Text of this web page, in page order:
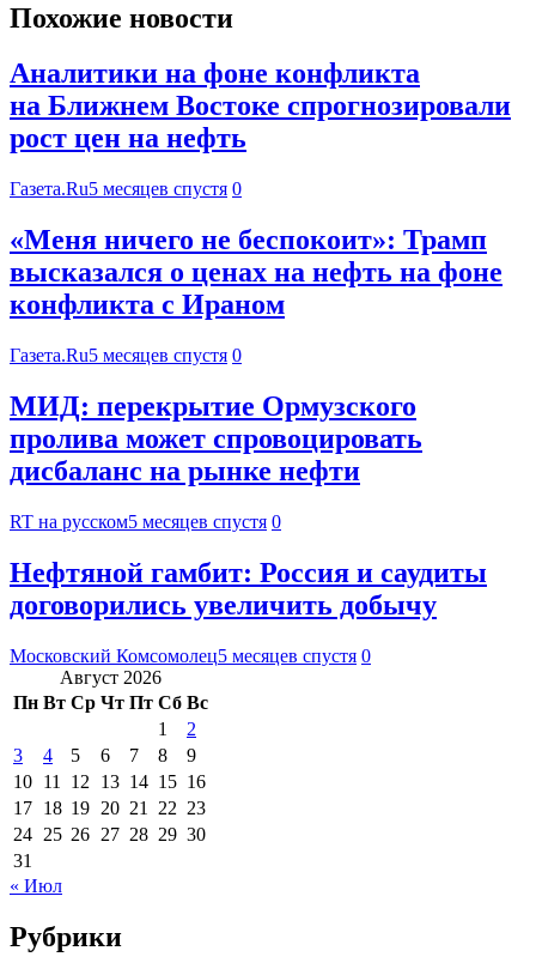
Похожие новости
Аналитики на фоне конфликта
на Ближнем Востоке спрогнозировали
рост цен на нефть
Газета.Ru5 месяцев спустя 0
«Меня ничего не беспокоит»: Трамп
высказался о ценах на нефть на фоне
конфликта с Ираном
Газета.Ru5 месяцев спустя 0
МИД: перекрытие Ормузского
пролива может спровоцировать
дисбаланс на рынке нефти
RT на русском5 месяцев спустя 0
Нефтяной гамбит: Россия и саудиты
договорились увеличить добычу
Московский Комсомолец5 месяцев спустя 0
Август 2026
Пн Вт Ср Чт Пт Сб Вс
1
2
3
4 5 6 7 8
9
10 11 12 13 14 15 16
17 18 19 20 21 22 23
24 25 26 27 28 29 30
31
« Июл
Рубрики